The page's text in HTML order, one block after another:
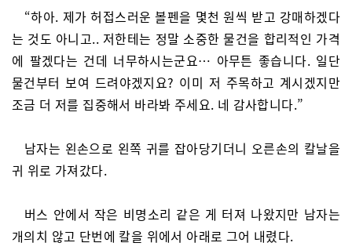
“하아. 제가 허접스러운 볼펜을 몇천 원씩 받고 강매하겠다
는 것도 아니고.. 저한테는 정말 소중한 물건을 합리적인 가격
에 팔겠다는 건데 너무하시는군요… 아무튼 좋습니다. 일단
물건부터 보여 드려야겠지요? 이미 저 주목하고 계시겠지만
조금 더 저를 집중해서 바라봐 주세요. 네 감사합니다.”
남자는 왼손으로 왼쪽 귀를 잡아당기더니 오른손의 칼날을
귀 위로 가져갔다.
버스 안에서 작은 비명소리 같은 게 터져 나왔지만 남자는
개의치 않고 단번에 칼을 위에서 아래로 그어 내렸다.